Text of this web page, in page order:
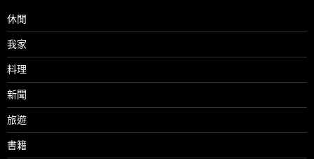
休閒
我家
料理
新聞
旅遊
書籍